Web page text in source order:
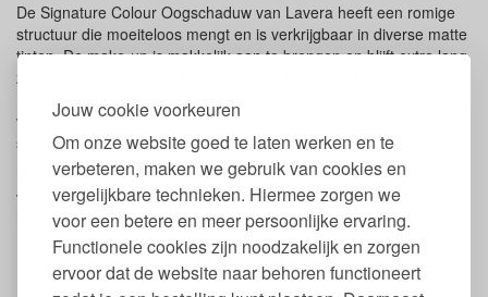
Jouw cookie voorkeuren
Om onze website goed te laten werken en te
verbeteren, maken we gebruik van cookies en
vergelijkbare technieken. Hiermee zorgen we
voor een betere en meer persoonlijke ervaring.
Functionele cookies zijn noodzakelijk en zorgen
ervoor dat de website naar behoren functioneert
De Signature Colour Oogschaduw van Lavera heeft een romige
structuur die moeiteloos mengt en is verkrijgbaar in diverse matte
tinten. De make-up is makkelijk aan te brengen en blijft extra lang
zitten zonder ophoping in de oogplooi. De eyeshadow bevat
100% natuurlijke ingrediënten zoals biologische amandelolie en
vitamine E. De Signature Colour Eyeshadow is vegan, vrij van
siliconen, minerale oliën en microplastics.
De natuurlijke oogschaduw is dermatologisch getest en geschikt
voor contactlensdragers. De matte tinten oogschaduw van Lavera
hebben een Natrue certificering.
Eigenschappen Ultra glitter eyeshadow